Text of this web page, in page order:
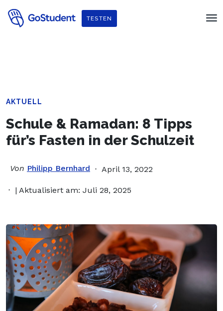
Verbessere dein Englisch und hol dir
Penguin Readers
TESTEN
AKTUELL
Schule & Ramadan: 8 Tipps
für’s Fasten in der Schulzeit
Von Philipp Bernhard April 13, 2022
| Aktualisiert am: Juli 28, 2025